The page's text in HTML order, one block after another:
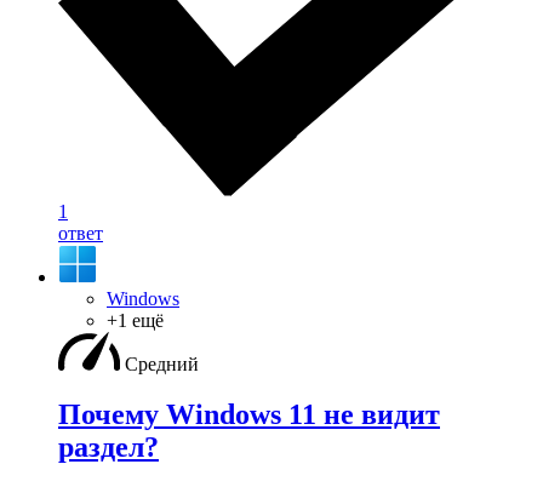
1
ответ
Windows
+1 ещё
Средний
Почему Windows 11 не видит
раздел?